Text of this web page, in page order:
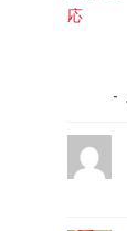
応